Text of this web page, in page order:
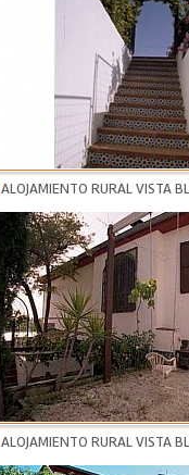
ALOJAMIENTO RURAL VISTA
ALOJAMIENTO RURAL VISTA